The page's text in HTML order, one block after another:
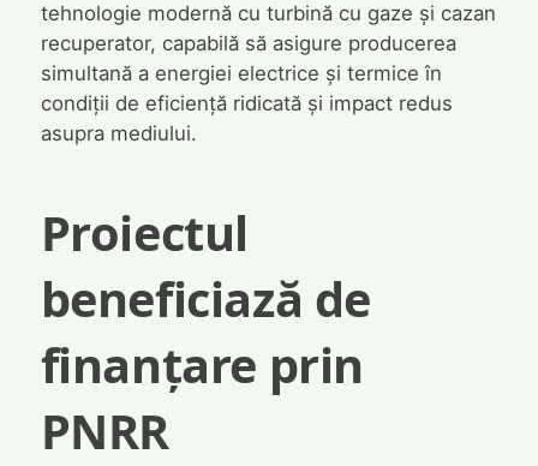
tehnologie modernă cu turbină cu gaze și cazan
recuperator, capabilă să asigure producerea
simultană a energiei electrice și termice în
condiții de eficiență ridicată și impact redus
asupra mediului.
Proiectul
beneficiază de
finanțare prin
PNRR